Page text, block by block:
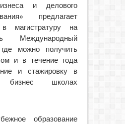
и делового
предлагает
в магистратуру на
Международный
можно получить
и в течение года
и стажировку в
бизнес школах
образование